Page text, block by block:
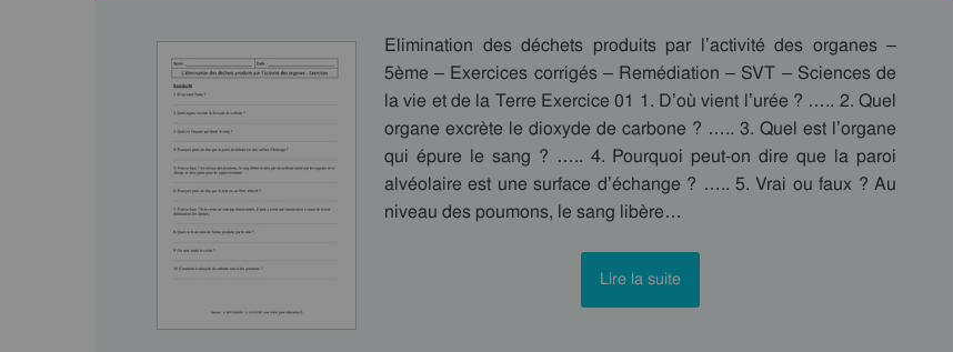
Elimination des déchets produits par l’activité des organes –
5ème – Exercices corrigés – Remédiation – SVT – Sciences de
la vie et de la Terre Exercice 01 1. D’où vient l’urée ? ….. 2. Quel
organe excrète le dioxyde de carbone ? ….. 3. Quel est l’organe
qui épure le sang ? ….. 4. Pourquoi peut-on dire que la paroi
alvéolaire est une surface d’échange ? ….. 5. Vrai ou faux ? Au
niveau des poumons, le sang libère…
Lire la suite